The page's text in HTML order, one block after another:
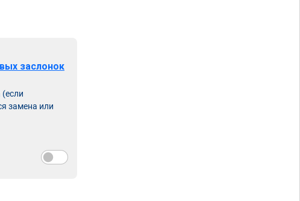
заслонок
(если
замена или